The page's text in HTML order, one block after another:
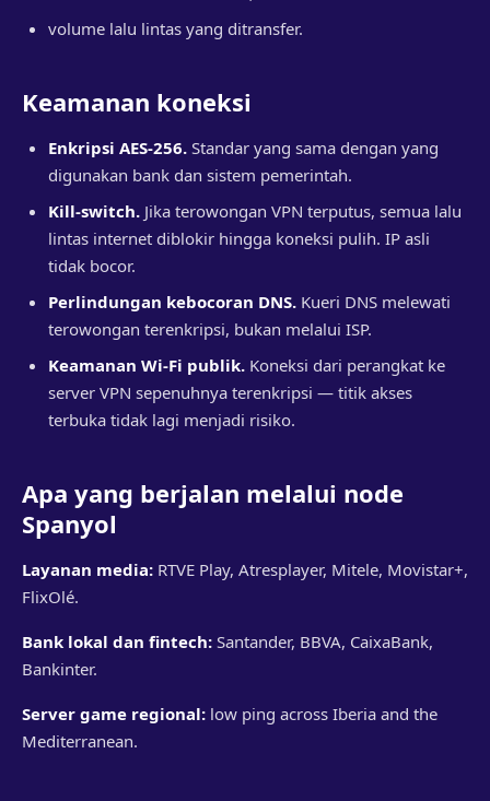
volume lalu lintas yang ditransfer.
Keamanan koneksi
Enkripsi AES-256. Standar yang sama dengan yang
digunakan bank dan sistem pemerintah.
Kill-switch. Jika terowongan VPN terputus, semua lalu
lintas internet diblokir hingga koneksi pulih. IP asli
tidak bocor.
Perlindungan kebocoran DNS. Kueri DNS melewati
terowongan terenkripsi, bukan melalui ISP.
Keamanan Wi-Fi publik. Koneksi dari perangkat ke
server VPN sepenuhnya terenkripsi — titik akses
terbuka tidak lagi menjadi risiko.
Apa yang berjalan melalui node
Spanyol
Layanan media: RTVE Play, Atresplayer, Mitele, Movistar+,
FlixOlé.
Bank lokal dan fintech: Santander, BBVA, CaixaBank,
Bankinter.
Server game regional: low ping across Iberia and the
Mediterranean.